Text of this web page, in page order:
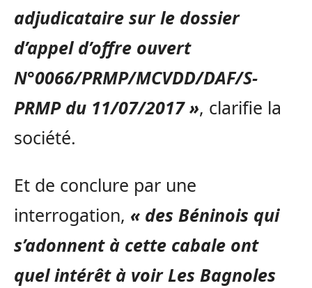
adjudicataire sur le dossier
d’appel d’offre ouvert
N°0066/PRMP/MCVDD/DAF/S-
PRMP du 11/07/2017 », clarifie la
société.
Et de conclure par une
interrogation, « des Béninois qui
s’adonnent à cette cabale ont
quel intérêt à voir Les Bagnoles